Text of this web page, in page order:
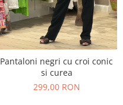
Pantaloni negri cu croi conic
si curea
299,00 RON